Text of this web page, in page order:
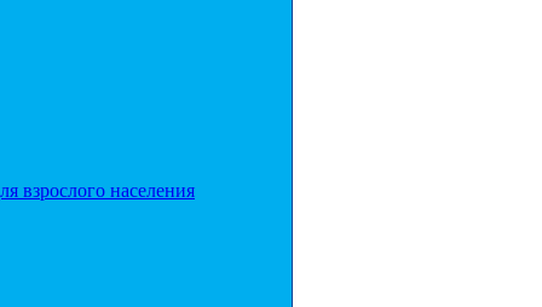
взрослого населения